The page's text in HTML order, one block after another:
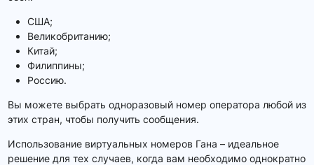
США;
Великобританию;
Китай;
Филиппины;
Россию.
Вы можете выбрать одноразовый номер оператора любой из
этих стран, чтобы получить сообщения.
Использование виртуальных номеров Гана – идеальное
решение для тех случаев, когда вам необходимо однократно